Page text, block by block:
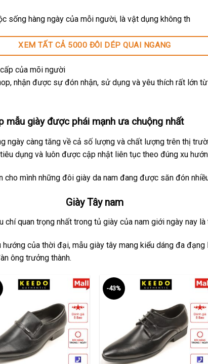
sống hàng ngày của mỗi người, là vật dụng không th
XEM TẤT CẢ 5000 ĐÔI DÉP QUAI NGANG
của mõi người
nhận được sự đón nhận, sử dụng và yêu thích rất lớn
mẫu giày được phái mạnh ưa chuộng nhất
ngày càng tăng về cả số lượng và chất lượng trên thị
dụng và luôn được cập nhật liên tục theo đúng xu
mình những đôi giày da nam đang được săn đón
Giày Tây nam
quan trọng nhất trong tủ giày của nam giới ngày nay là
hướng của thời đại, mẫu giày tây mang kiểu dáng đa
ông trưởng thành.
-43%